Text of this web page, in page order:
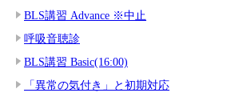
BLS講習 Advance ※中止
呼吸音聴診
BLS講習 Basic(16:00)
「異常の気付き」と初期対応